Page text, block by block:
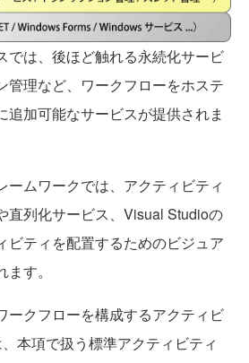
は、後ほど触れる永続化サービ
管理など、ワークフローをホステ
追加可能なサービスが提供されま
ムワークでは、アクティビティ
直列化サービス、Visual Studioの
ビティを配置するためのビジュア
す。
クフローを構成するアクティビ
本項で扱う標準アクティビティ